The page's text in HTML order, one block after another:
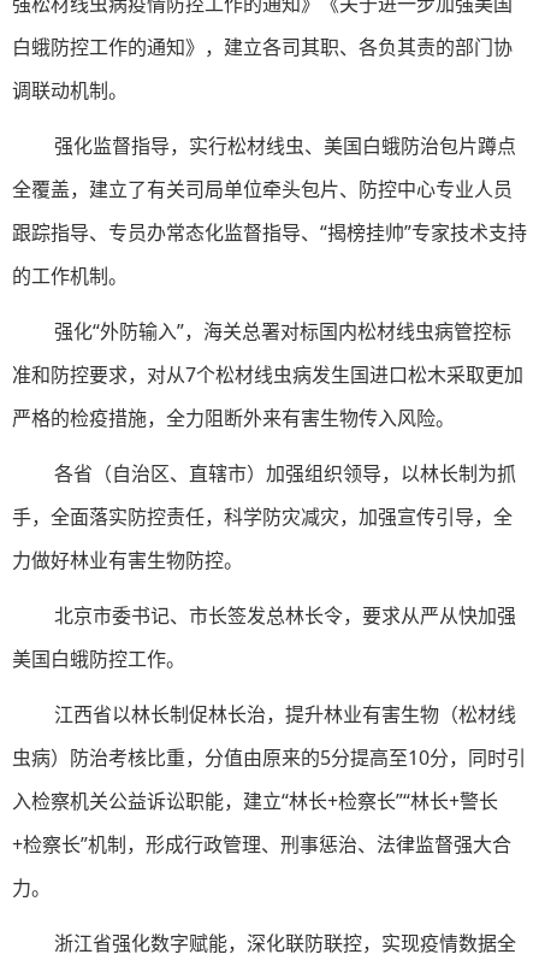
白蛾防控工作的通知》，建立各司其职、各负其责的部门协
调联动机制。
强化监督指导，实行松材线虫、美国白蛾防治包片蹲点
全覆盖，建立了有关司局单位牵头包片、防控中心专业人员
跟踪指导、专员办常态化监督指导、“揭榜挂帅”专家技术支持
的工作机制。
强化“外防输入”，海关总署对标国内松材线虫病管控标
准和防控要求，对从7个松材线虫病发生国进口松木采取更加
严格的检疫措施，全力阻断外来有害生物传入风险。
各省（自治区、直辖市）加强组织领导，以林长制为抓
手，全面落实防控责任，科学防灾减灾，加强宣传引导，全
力做好林业有害生物防控。
北京市委书记、市长签发总林长令，要求从严从快加强
美国白蛾防控工作。
江西省以林长制促林长治，提升林业有害生物（松材线
虫病）防治考核比重，分值由原来的5分提高至10分，同时引
入检察机关公益诉讼职能，建立“林长+检察长”“林长+警长
+检察长”机制，形成行政管理、刑事惩治、法律监督强大合
力。
浙江省强化数字赋能，深化联防联控，实现疫情数据全